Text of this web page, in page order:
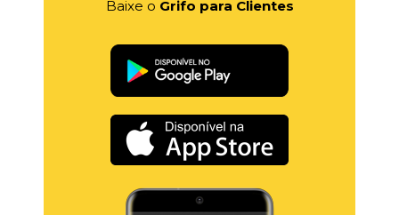
Baixe o Grifo para Clientes